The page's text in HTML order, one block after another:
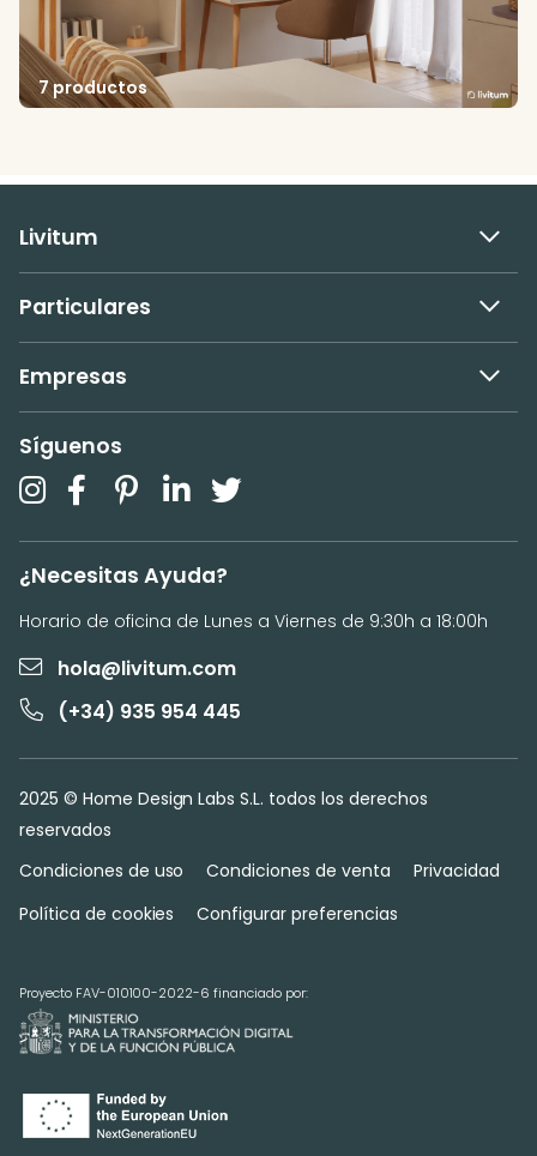
7 productos
Livitum
Particulares
Empresas
Síguenos
¿Necesitas Ayuda?
Horario de oficina de Lunes a Viernes de 9:30h a 18:00h
hola@livitum.com
(+34) 935 954 445
2025 © Home Design Labs S.L. todos los derechos
reservados
Condiciones de uso
Condiciones de venta
Privacidad
Política de cookies
Configurar preferencias
Proyecto FAV-010100-2022-6 financiado por: